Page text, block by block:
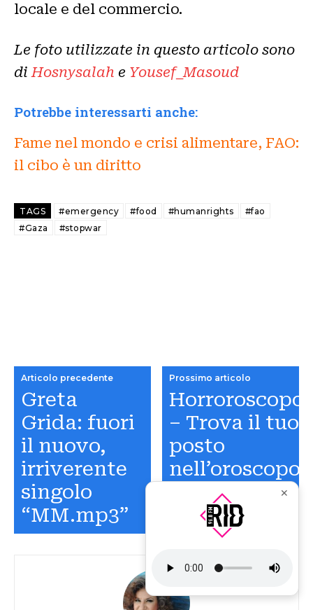
locale e del commercio.
Le foto utilizzate in questo articolo sono
diHosnysalah e Yousef_Masoud
Potrebbe interessarti anche:
Fame nel mondo e crisi alimentare, FAO:
il cibo è un diritto
TAGS #emergency #food #humanrights
#fao
#Gaza
#stopwar
Articolo precedente
Greta
Grida: fuori
il nuovo,
irriverente
singolo
“MM.mp3”
Prossimo articolo
Horroroscopo
– Trova il tuo
posto
nell’oroscopo
del cinema
horror
✕